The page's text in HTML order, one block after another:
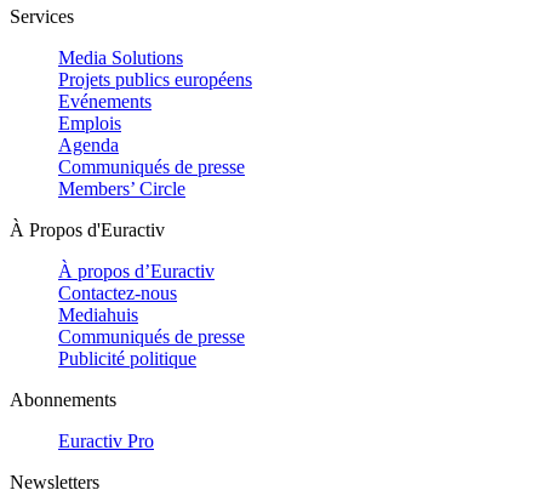
Services
Media Solutions
Projets publics européens
Evénements
Emplois
Agenda
Communiqués de presse
Members’ Circle
À Propos d'Euractiv
À propos d’Euractiv
Contactez-nous
Mediahuis
Communiqués de presse
Publicité politique
Abonnements
Euractiv Pro
Newsletters